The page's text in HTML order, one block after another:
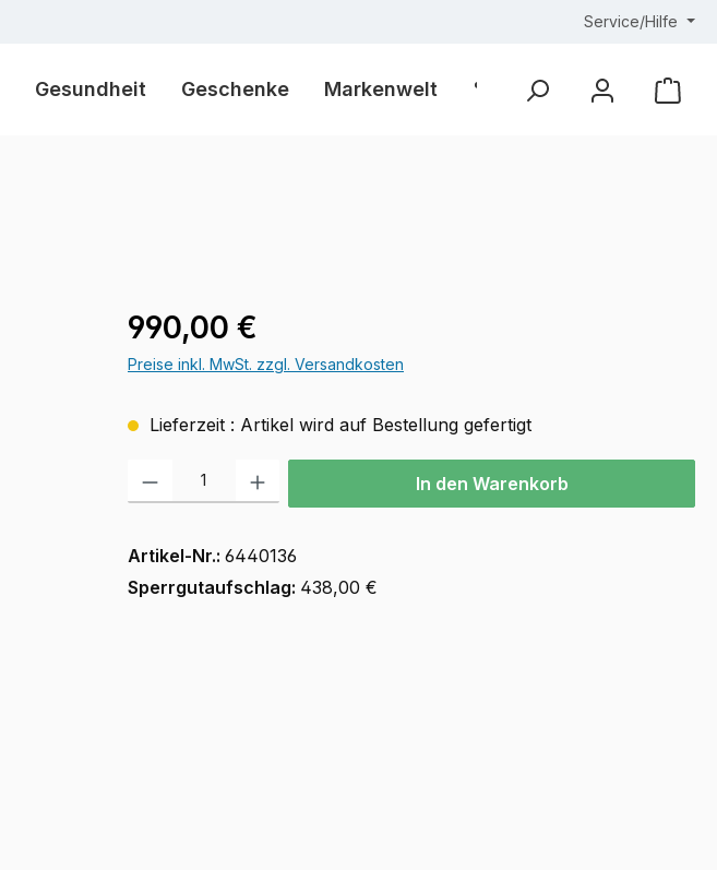
Service/Hilfe
Gesundheit Geschenke Markenwelt % Outlet %
Regulärer Preis:
990,00 €
Preise inkl. MwSt. zzgl. Versandkosten
Lieferzeit : Artikel wird auf Bestellung gefertigt
Produkt Anzahl: Gib den gewünschten Wert ein oder benutze die Schaltflächen
In den Warenkorb
Artikel-Nr.: 6440136
Sperrgutaufschlag: 438,00 €